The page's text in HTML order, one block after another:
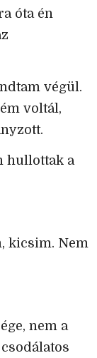
óta én
végül.
voltál,
hullottak a
kicsim. Nem
nem a